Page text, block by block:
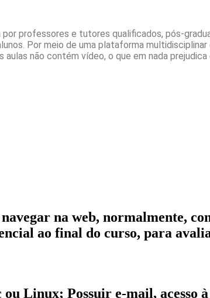
professores e tutores qualificados, pós-
Por meio de uma plataforma
não contém vídeo, o que em nada
na web, normalmente,
ao final do curso, para
Linux; Possuir e-mail, acesso